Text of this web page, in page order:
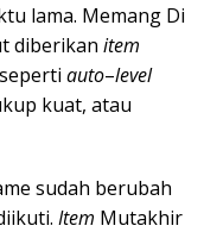
lama. Memang Di
diberikan item
auto–level
kuat, atau
sudah berubah
Item Mutakhir